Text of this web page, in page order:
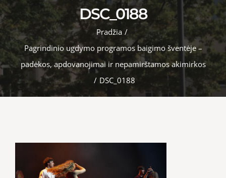
DSC_0188
Pradžia /
Pagrindinio ugdymo programos baigimo šventėje –
padėkos, apdovanojimai ir nepamirštamos akimirkos
/ DSC_0188